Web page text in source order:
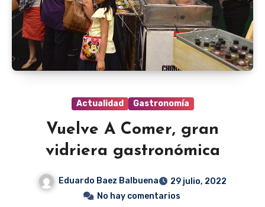
Actualidad Gastronomía
Vuelve A Comer, gran
vidriera gastronómica
Eduardo Baez Balbuena
29 julio, 2022
No hay comentarios